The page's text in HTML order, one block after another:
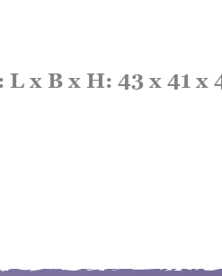
L x B x H: 43 x 41 x